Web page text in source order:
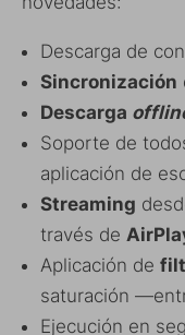
Descarga de
Sincronización
Descarga
Soporte de
aplicación de
Streaming
través de
Aplicación de
saturación
Ejecución en